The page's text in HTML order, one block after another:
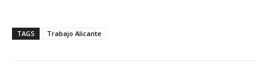
TAGS Trabajo Alicante